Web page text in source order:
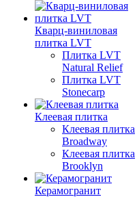
Кварц-виниловая
плитка LVT
Плитка LVT
Natural Relief
Плитка LVT
Stonecarp
Клеевая плитка
Клеевая плитка
Broadway
Клеевая плитка
Brooklyn
Керамогранит